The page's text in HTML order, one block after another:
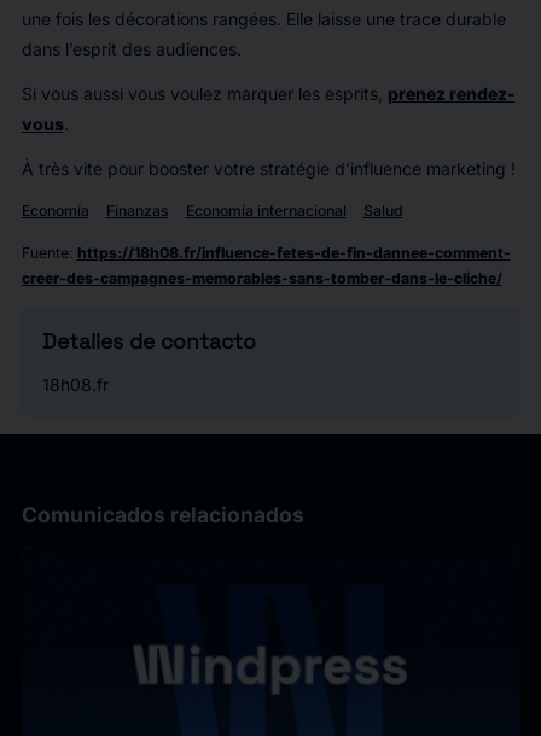
une fois les décorations rangées. Elle laisse une trace durable
dans l’esprit des audiences.
Si vous aussi vous voulez marquer les esprits, prenez rendez-
vous.
À très vite pour booster votre stratégie d’influence marketing !
Economía Finanzas Economía internacional Salud
Fuente: https://18h08.fr/influence-fetes-de-fin-dannee-comment-
creer-des-campagnes-memorables-sans-tomber-dans-le-cliche/
Detalles de contacto
18h08.fr
Comunicados relacionados